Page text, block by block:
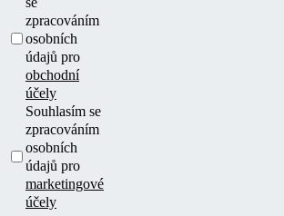
zpracováním
osobních
údajů pro
obchodní
účely
Souhlasím se
zpracováním
osobních
údajů pro
marketingové
účely